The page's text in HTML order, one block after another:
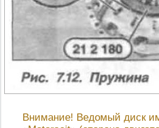
Внимание! Ведомый диск